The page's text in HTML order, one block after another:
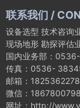
联系我们 /
设备选型 技术咨询
现场地形 勘探评估
国内业务部：
传真：0536-
邮箱：
微信：
网址：http://